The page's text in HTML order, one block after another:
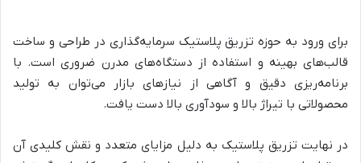
برای ورود به حوزه تزریق پلاستیک سرمایه‌گذاری در طراحی و ساخت
قالب‌های بهینه و استفاده از دستگاه‌های مدرن ضروری است. با
برنامه‌ریزی دقیق و آگاهی از نیازهای بازار می‌توان به تولید
محصولاتی با تیراژ بالا و سودآوری بالا دست یافت.
در نهایت تزریق پلاستیک به دلیل مزایای متعدد و نقش کلیدی آن